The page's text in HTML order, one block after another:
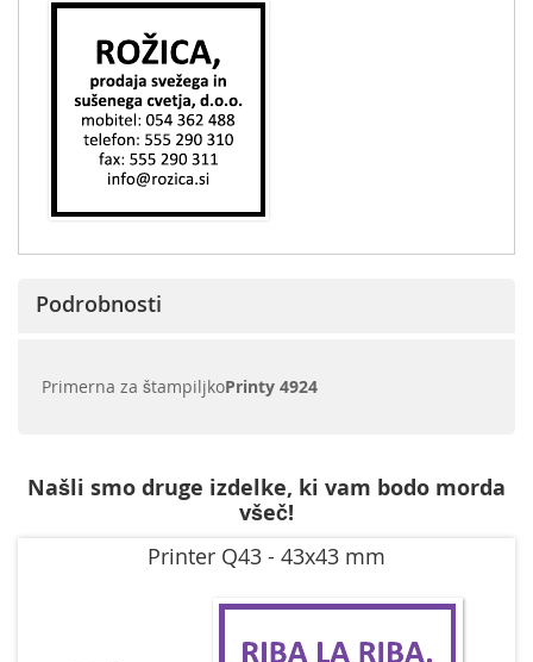
Podrobnosti
Primerna za štampiljkoPrinty 4924
Našli smo druge izdelke, ki vam bodo morda
všeč!
Printer Q43 - 43x43 mm